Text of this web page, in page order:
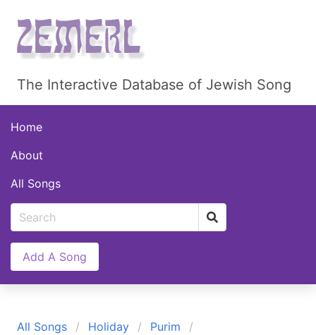
The Interactive Database of Jewish Song
Home
About
All Songs
Add A Song
All Songs Holiday Purim